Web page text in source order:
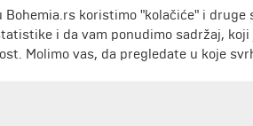
bila je zvanična rezidencija
ali su od originalne
ukrašavanju palate, a najveći
i zatvori sa čuvenim Mostom
gledajući upućivajući svoj
Bohemia.rs koristimo "kolačiće" i
i da vam ponudimo sadržaj,
Molimo vas, da pregledate u koje